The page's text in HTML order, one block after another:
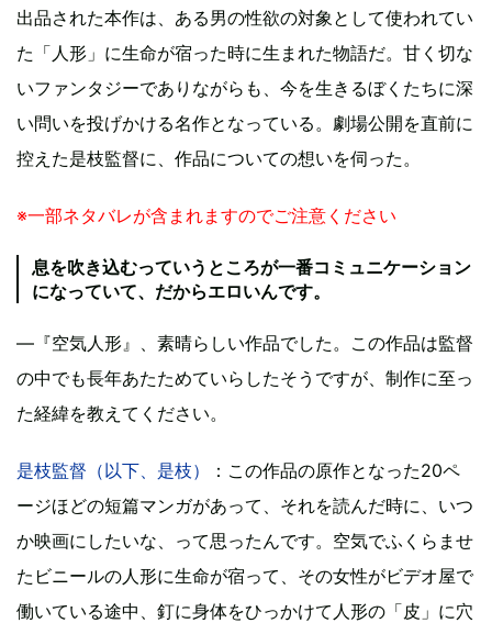
出品された本作は、ある男の性欲の対象として使われてい
た「人形」に生命が宿った時に生まれた物語だ。甘く切な
いファンタジーでありながらも、今を生きるぼくたちに深
い問いを投げかける名作となっている。劇場公開を直前に
控えた是枝監督に、作品についての想いを伺った。
※一部ネタバレが含まれますのでご注意ください
息を吹き込むっていうところが一番コミュニケーション
になっていて、だからエロいんです。
―『空気人形』、素晴らしい作品でした。この作品は監督
の中でも長年あたためていらしたそうですが、制作に至っ
た経緯を教えてください。
是枝監督（以下、是枝）
：この作品の原作となった20ペ
ージほどの短篇マンガがあって、それを読んだ時に、いつ
か映画にしたいな、って思ったんです。空気でふくらませ
たビニールの人形に生命が宿って、その女性がビデオ屋で
働いている途中、釘に身体をひっかけて人形の「皮」に穴